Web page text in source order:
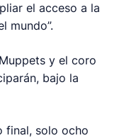
el acceso a la
mundo”.
y el coro
bajo la
final, solo ocho